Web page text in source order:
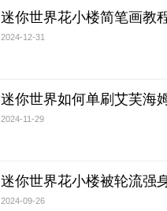
迷你世界花小楼简笔画教
2024-12-31
迷你世界如何单刷艾芙海
2024-11-29
迷你世界花小楼被轮流强
2024-09-26